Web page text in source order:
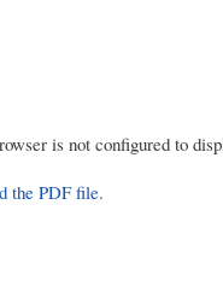
is not configured to
the PDF file.